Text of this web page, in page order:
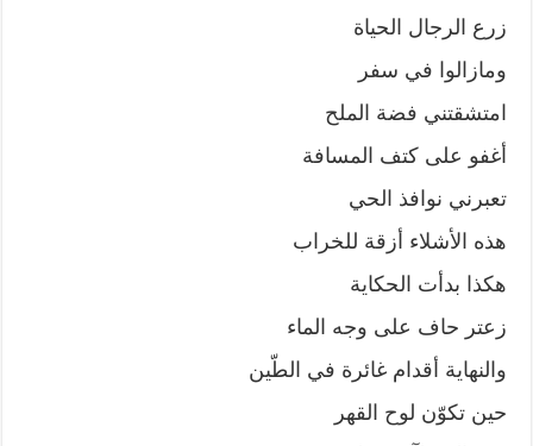
زرع الرجال الحياة
ومازالوا في سفر
امتشقتني فضة الملح
أغفو على كتف المسافة
تعبرني نوافذ الحي
هذه الأشلاء أزقة للخراب
هكذا بدأت الحكاية
زعتر حاف على وجه الماء
والنهاية أقدام غائرة في الطّين
حين تكوّن لوح القهر